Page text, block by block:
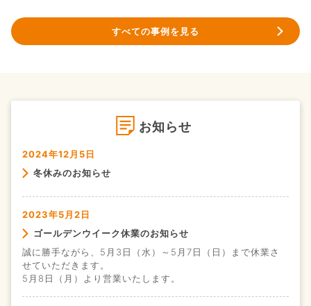
すべての事例を見る
お知らせ
2024年12月5日
冬休みのお知らせ
2023年5月2日
ゴールデンウイーク休業のお知らせ
誠に勝手ながら、5月3日（水）～5月7日（日）まで休業さ
せていただきます。
5月8日（月）より営業いたします。